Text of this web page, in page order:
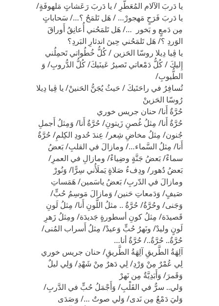
يا دَربَ الآلام المُعَطَّرِ / يا دَربَ رَعَشاتٍ مَلهوفَةٍ/
يا دَربَ فَرَحٍ مَهجورْ… / هَل تَلمَحُ ؟…/ سَحاباتٍ
مِن دَمعٍ و بَخور …/ هَل تَلمَحُني أُعانِقُ أَوراقَ
الوَردِ ؟/ هَل تَلمَحُني حِينَ اندثارِ البَردِ؟
يا ڤِيا دِيلا روسّا الحَزين / كُلُّ خُطُواتي تَحمِلُني
إِليكَ / كُلُّ دَمْعاتي تَصيرُ عَينَيكَ/ كُلُّ الدُّروبِ/ وَ
الطُّيوبِ/
تُسافِرُ في راحَتَيكَ / حَيثُ يُجَنُّ الحَنينْ/ يا ڤِيا دِيلا
رُوسّا الحَزينْ
حُرَّةٌ أَنا/ حنان جريس خوري
حُرَّةٌ أَنا/ مِثلُ غُصنِ زَيتونِ/ حُرَّةٌ أَنا/ وَمِثلُ أَجملِ
جُنون/ مِثلُ مخاضِ شِعر/ عِندَ حُدودِ الكِلمِ/ حُرَّةٌ
أَنا/ مِثلُ السَّماء…/ ومازالَ في القلبِ/ بَعضُ
سماءْ/ بَعضُ جَنَّةٍ وضِياءْ/ ومازالِ في العمرِ/
بَعضُ دُهور/ ودِفءُ صَلاةٍ يَملَأُني سِرًّا/ وَنُورْ
ومازالَ في الدّربِ/ بَعضُ ياسَمين/ هَمَساتِ
صَيفٍ/ وَدَمعاتِ حَنين/ وَمازالَ مَوسِمُ حُبٍّ/
وَجَنى/ وحُرَّةٌ/ حُرَّةٌ .. مثلُ اللَّونِ أَنا/ مِثلُ لَونِ
قَصيدَة/ مِثلُ كونِ أسطورةٍ جَديدَة/ ومِثلُ زَهرِ
لَونٍ وليدْ/ ونَهرُ حُبٍّ وَعيدْ/ مِثلُ أَسراب المُنى/
حُرَّةٌ.. حُرَّةٌ../ حُرَّةٌ أنا…
آلِهَةُ الطَّريقِ آلِهَةُ الطَّريقِ/ حنان جريس خوري
لِي عُمْرٌ مِنْ وَرْدِ/ لِي دَهرٌ مِنْ شَهْدِ/ وَلِي ليلٌ
وَقَمرَ/ وَأَبَدِيَّةٌ مِن نَهرْ
وَلي.. سرٌّ في القَلْبِ/ وَأَجْمَلُ حُبٍّ في الدَّربِ/
وَليَ دَمْعٌ مِن نَدى/ وَلي صوتٌ …/ وَصَدَى